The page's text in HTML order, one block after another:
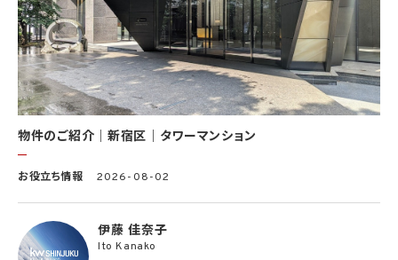
(10) KWエージェント並びに当社及びKW加盟店の役職員に関する情報に関して、当該
情報を当社又はKWライセンサーが運営するウェブサイト（当社又はKWライセンサーか
ら委託を受けた第三者によって運営されるウェブサイトを含み、当該ウェブサイトが一般
向けに公開される場合を含みます。）上に掲載するため
(11) 株主管理、会社法その他法令上の手続対応のため（株主、新株予約権者等の個人情
報について）
(12) 当社のサービスを通じて実施された不動産に関する取引の実績について、個人を識
別できない形式に加工した統計データを作成するため
(13) その他、上記利用目的に付随する目的のため
る運営、サービスの利用状況等を分析した情報を用いたシステムの改善及び開発並びに
することについて同意を撤回し又は異議を述べた場合には、当社はただちにその旨を当
該第三者に通知するものとします。
物件のご紹介｜新宿区｜タワーマンション
お役立ち情報 2026-08-02
伊藤 佳奈子
Ito Kanako